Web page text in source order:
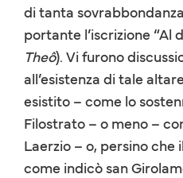
di tanta
portante l’iscrizione “Al
Theô). Vi furono
all’esistenza di tale altare
esistito – come lo
Filostrato – o meno –
Laerzio – o, persino
come indicò san